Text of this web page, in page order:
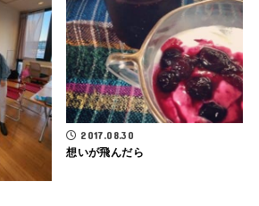
2017.08.30
想いが飛んだら